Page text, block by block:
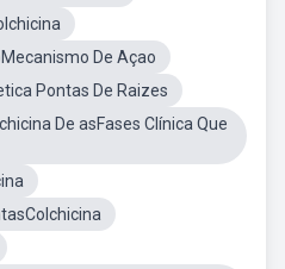
De Açao
Pontas De Raizes
De asFases Clínica Que